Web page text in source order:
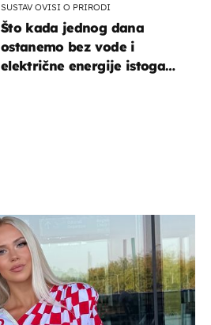
SUSTAV OVISI O PRIRODI
Što kada jednog dana
ostanemo bez vode i
električne energije istoga